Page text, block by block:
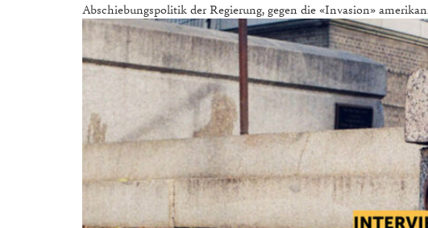
Abschiebungspolitik der Regierung, gegen die «Invasion»